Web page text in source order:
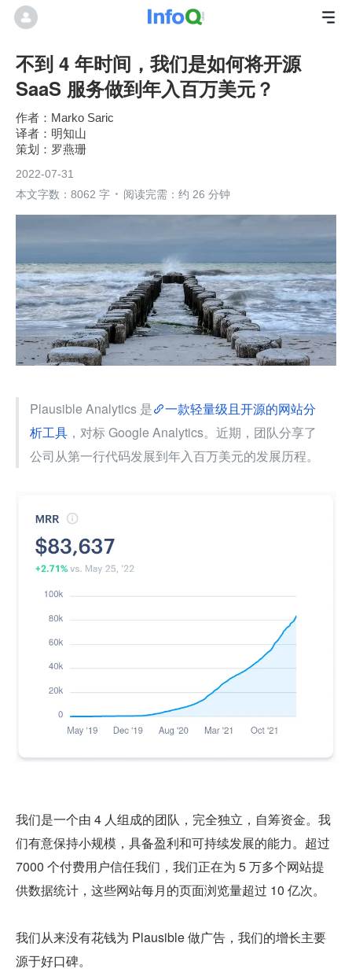
不到 4 年时间，我们是如何将开源
SaaS 服务做到年入百万美元？
Marko Saric
明知山
罗燕珊
2022-07-31
本文字数：8062 字
阅读完需：约 26 分钟
Plausible Analytics 是
一款轻量级且开源的网站分
析工具 ，对标 Google Analytics。近期，团队分享了
公司从第一行代码发展到年入百万美元的发展历程。
我们是一个由 4 人组成的团队，完全独立，自筹资金。我
们有意保持小规模，具备盈利和可持续发展的能力。超过
7000 个付费用户信任我们，我们正在为 5 万多个网站提
供数据统计，这些网站每月的页面浏览量超过 10 亿次。
我们从来没有花钱为 Plausible 做广告，我们的增长主要
源于好口碑。